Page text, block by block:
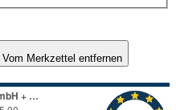
Vom Merkzettel entfernen